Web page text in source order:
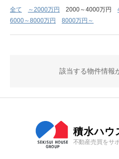
全て ～2000万円 2000～4000万円
6000～8000万円
8000万円～
該当する物件情報
積水ハウ
不動産売買をサ